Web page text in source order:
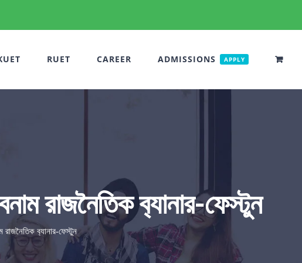
RUET CAREER ADMISSIONS APPLY
রাজনৈতিক ব‍্যানার-ফেস্টুন
রাজনৈতিক ব‍্যানার-ফেস্টুন